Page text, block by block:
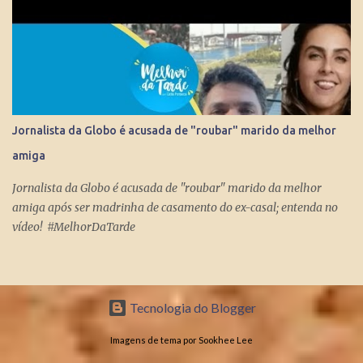
Jornalista da Globo é acusada de "roubar" marido da melhor
amiga
Jornalista da Globo é acusada de "roubar" marido da melhor
amiga após ser madrinha de casamento do ex-casal; entenda no
vídeo! #MelhorDaTarde
Tecnologia do Blogger
Imagens de tema por Sookhee Lee